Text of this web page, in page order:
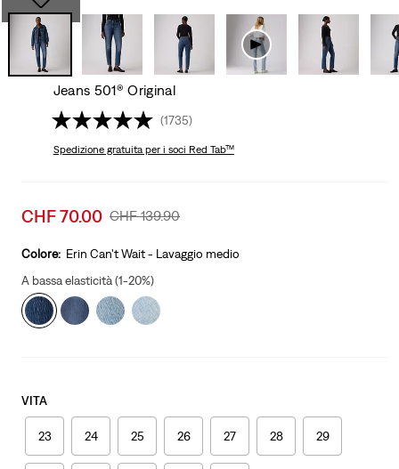
Jeans 501® Original
(1735)
Spedizione gratuitaper i soci Red Tab™
Sale
is
CHF 70.00 Original
Was
CHF 139.90
Colore: Erin Can't Wait - Lavaggio medio
A bassa elasticità (1-20%)
VITA
23 24 25 26 27 28 29